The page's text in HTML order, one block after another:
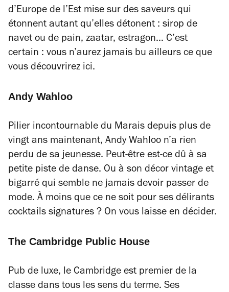
d’Europe de l’Est mise sur des saveurs qui
étonnent autant qu’elles détonent : sirop de
navet ou de pain, zaatar, estragon… C’est
certain : vous n’aurez jamais bu ailleurs ce que
vous découvrirez ici.
Andy Wahloo
Pilier incontournable du Marais depuis plus de
vingt ans maintenant, Andy Wahloo n’a rien
perdu de sa jeunesse. Peut-être est-ce dû à sa
petite piste de danse. Ou à son décor vintage et
bigarré qui semble ne jamais devoir passer de
mode. À moins que ce ne soit pour ses délirants
cocktails signatures ? On vous laisse en décider.
The Cambridge Public House
Pub de luxe, le Cambridge est premier de la
classe dans tous les sens du terme. Ses